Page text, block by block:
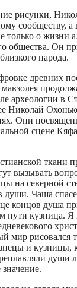
рисунки,
сообществу, а
только о жизни
общества. Он
народа.
древних
археологии в
Николай
Они
сцене
ткани
вызывать
на северной
души. Чаша
концов душа
пути кузница. Я
мир рисовался
и кузницы,
души